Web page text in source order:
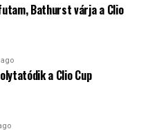
Bathurst várja a Clio
a Clio Cup